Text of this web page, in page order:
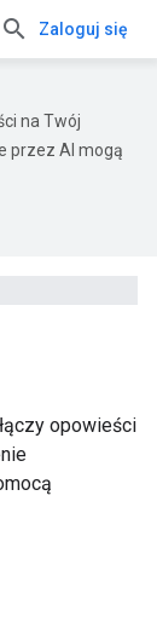
Zaloguj się
na Twój
przez AI mogą
opowieści